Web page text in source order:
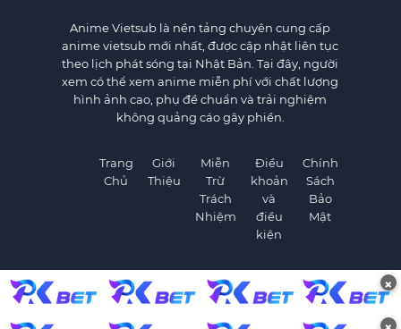
Anime Vietsub là nền tảng chuyên cung cấp
anime vietsub mới nhất, được cập nhật liên tục
theo lịch phát sóng tại Nhật Bản. Tại đây, người
xem có thể xem anime miễn phí với chất lượng
hình ảnh cao, phụ đề chuẩn và trải nghiệm
không quảng cáo gây phiền.
Trang
Chủ
Giới
Thiệu
Miễn
Trừ
Trách
Nhiệm
Điều
khoản
và
điều
kiện
Chính
Sách
Bảo
Mật
×